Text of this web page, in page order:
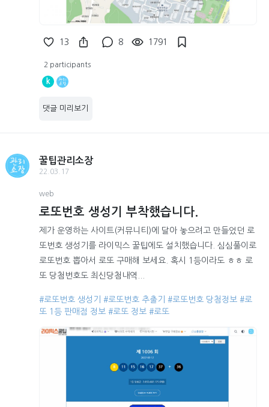
13 8 1791
2 participants
k
댓글 미리보기
꿀팁관리소장
22.03.17
web
로또번호 생성기 부착했습니다.
제가 운영하는 사이트(커뮤니티)에 달아 놓으려고 만들었던 로
또번호 생성기를 라이믹스 꿀팁에도 설치했습니다. 심심풀이로
로또번호 뽑아서 로또 구매해 보세요. 혹시 1등이라도 ㅎㅎ 로
또 당첨번호도 최신당첨내역...
#로또번호 생성기 #로또번호 추출기 #로또번호 당첨정보 #로
또 1등 판매점 정보 #로또 정보 #로또